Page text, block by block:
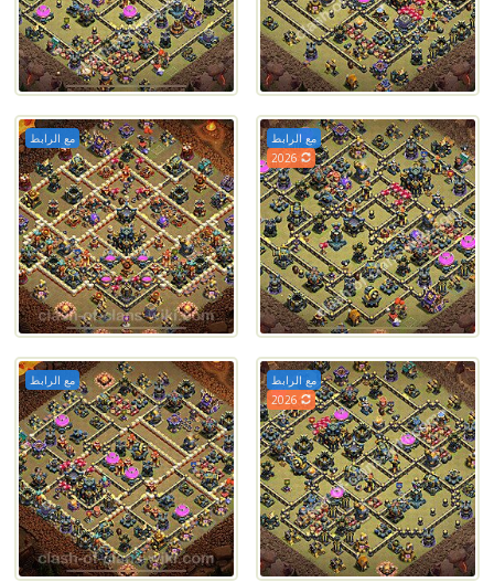
مع الرابط
2026
مع الرابط
مع الرابط
2026
مع الرابط